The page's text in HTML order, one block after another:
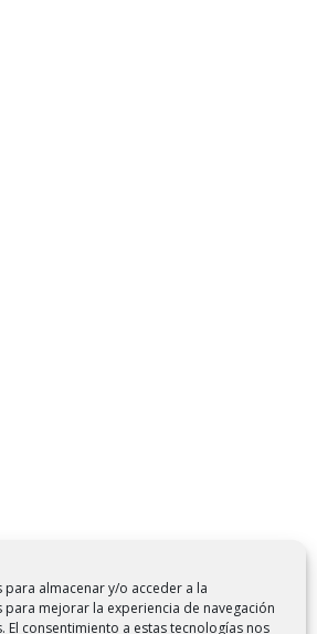
almacenar y/o acceder a la
mejorar la experiencia de navegación
consentimiento a estas tecnologías nos